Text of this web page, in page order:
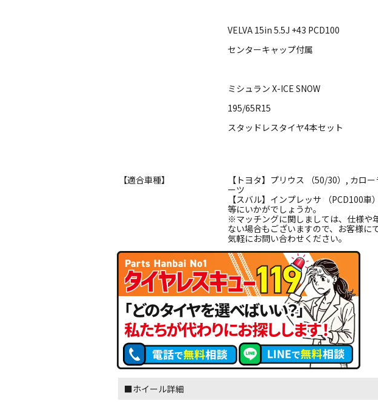
VELVA 15in 5.5J +43 PCD100
センターキャップ付属
ミシュラン X-ICE SNOW
195/65R15
スタッドレスタイヤ4本セット
【適合車種】
【トヨタ】プリウス （50/30）, カロ
ーツ
【スバル】インプレッサ （PCD100車）
等にいかがでしょうか。
※マッチングに関しましては、仕様や
ない場合もございますので、お客様
気軽にお問い合わせください。
■ホイール詳細